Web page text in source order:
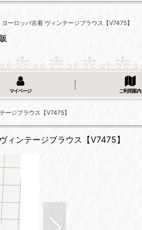
ーロッパ古着 ヴィンテージブラウス【V7475】
マイページ ご利用案内
ージブラウス【V7475】
ィンテージブラウス【V7475】